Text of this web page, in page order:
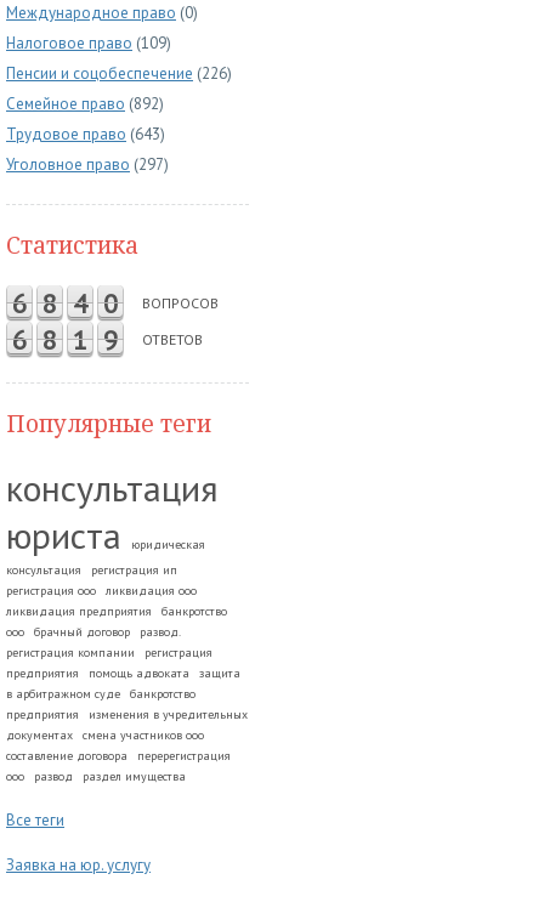
Международное право (0)
Налоговое право (109)
Пенсии и соцобеспечение (226)
Семейное право (892)
Трудовое право (643)
Уголовное право (297)
Статистика
6 8 4 0 ВОПРОСОВ
6 8 1 9 ОТВЕТОВ
Популярные теги
консультация
юриста
юридическая
консультация
регистрация ип
регистрация ооо
ликвидация ооо
ликвидация предприятия
банкротство
ооо
брачный договор
развод.
регистрация компании
регистрация
предприятия
помощь адвоката
защита
в арбитражном суде
банкротство
предприятия
изменения в учредительных
документах
смена участников ооо
составление договора
перерегистрация
ооо
развод раздел имущества
Все теги
Заявка на юр. услугу